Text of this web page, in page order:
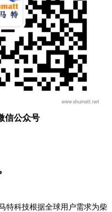
信公众号
特科技根据全球用户需求为柴